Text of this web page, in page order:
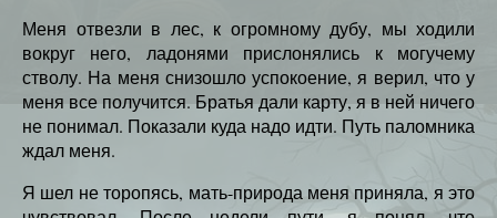
Меня отвезли в лес, к огромному дубу, мы ходили
вокруг него, ладонями прислонялись к могучему
стволу. На меня снизошло успокоение, я верил, что у
меня все получится. Братья дали карту, я в ней ничего
не понимал. Показали куда надо идти. Путь паломника
ждал меня.
Я шел не торопясь, мать-природа меня приняла, я это